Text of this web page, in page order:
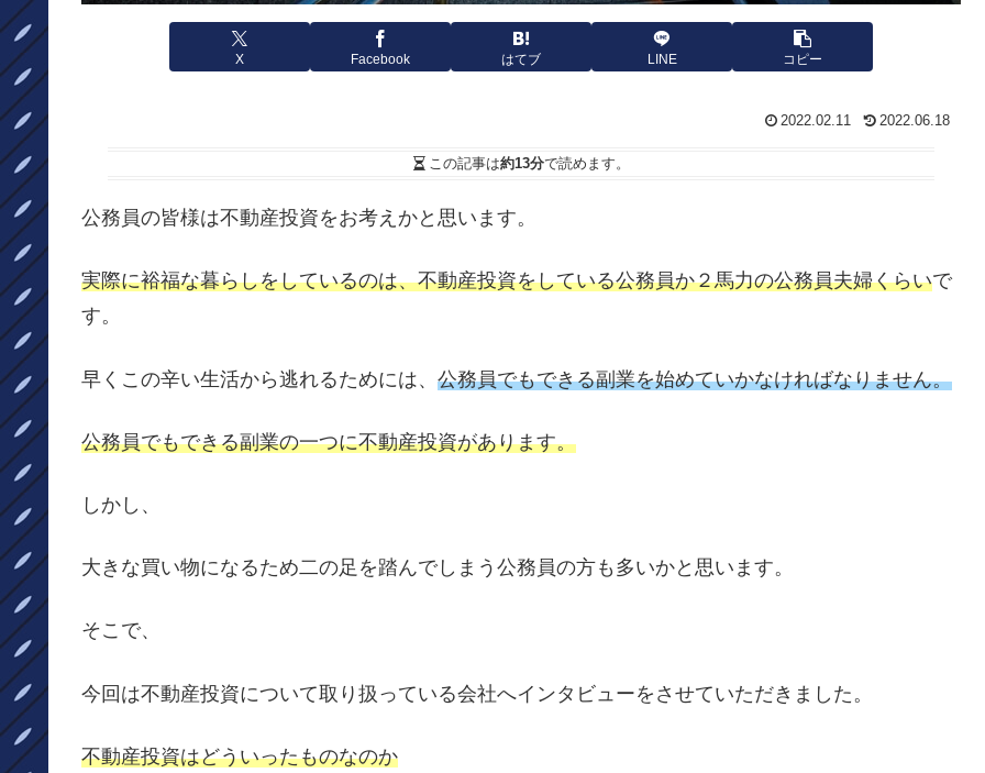
X Facebook はてブ LINE コピー
2022.02.11 2022.06.18
この記事は約13分で読めます。
公務員の皆様は不動産投資をお考えかと思います。
実際に裕福な暮らしをしているのは、不動産投資をしている公務員か２馬力の公務員夫婦くらいで
す。
早くこの辛い生活から逃れるためには、 公務員でもできる副業を始めていかなければなりません。
公務員でもできる副業の一つに不動産投資があります。
しかし、
大きな買い物になるため二の足を踏んでしまう公務員の方も多いかと思います。
そこで、
今回は不動産投資について取り扱っている会社へインタビューをさせていただきました。
不動産投資はどういったものなのか